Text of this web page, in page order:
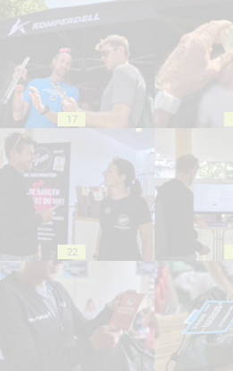
17
22